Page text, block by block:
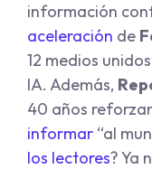
información
aceleración de
12 medios
IA. Además,
40 años
informar “al
los lectores?Ya